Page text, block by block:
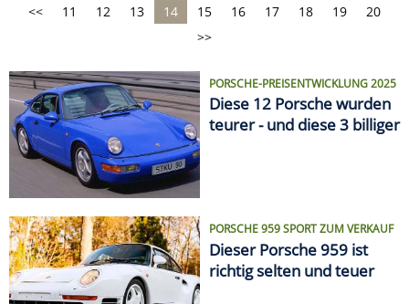
<< 11 12 13 14 15 16 17 18 19
20
>>
PORSCHE-PREISENTWICKLUNG 2025
Diese 12 Porsche wurden
teurer - und diese 3 billiger
PORSCHE 959 SPORT ZUM VERKAUF
Dieser Porsche 959 ist
richtig selten und teuer